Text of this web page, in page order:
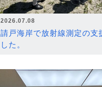
2026.07.08
請戸海岸で放射線測定の支
した。